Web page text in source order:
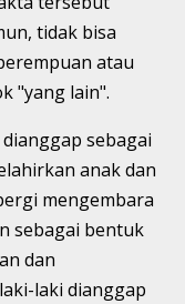
tidak bisa
atau
"yang lain".
sebagai
anak dan
mengembara
sebagai bentuk
dan
laki dianggap